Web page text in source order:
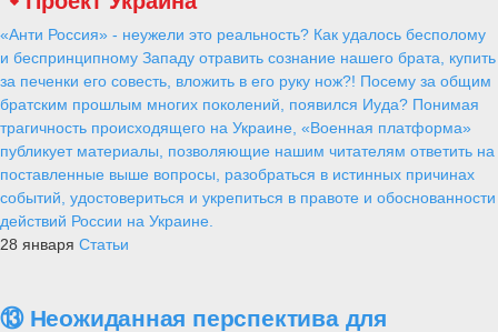
«Анти Россия» - неужели это реальность? Как удалось бесполому
и беспринципному Западу отравить сознание нашего брата, купить
за печенки его совесть, вложить в его руку нож?! Посему за общим
братским прошлым многих поколений, появился Иуда? Понимая
трагичность происходящего на Украине, «Военная платформа»
публикует материалы, позволяющие нашим читателям ответить на
поставленные выше вопросы, разобраться в истинных причинах
событий, удостовериться и укрепиться в правоте и обоснованности
действий России на Украине.
28 января Статьи
⑬ Неожиданная перспектива для